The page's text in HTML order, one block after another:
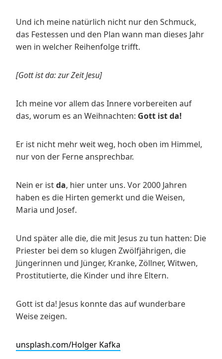
Und ich meine natürlich nicht nur den Schmuck,
das Festessen und den Plan wann man dieses Jahr
wen in welcher Reihenfolge trifft.
[Gott ist da: zur Zeit Jesu]
Ich meine vor allem das Innere vorbereiten auf
das, worum es an Weihnachten: Gott ist da!
Er ist nicht mehr weit weg, hoch oben im Himmel,
nur von der Ferne ansprechbar.
Nein er istda, hier unter uns. Vor 2000 Jahren
haben es die Hirten gemerkt und die Weisen,
Maria und Josef.
Und später alle die, die mit Jesus zu tun hatten: Die
Priester bei dem so klugen Zwölfjährigen, die
Jüngerinnen und Jünger, Kranke, Zöllner, Witwen,
Prostitutierte, die Kinder und ihre Eltern.
Gott ist da! Jesus konnte das auf wunderbare
Weise zeigen.
unsplash.com/Holger Kafka